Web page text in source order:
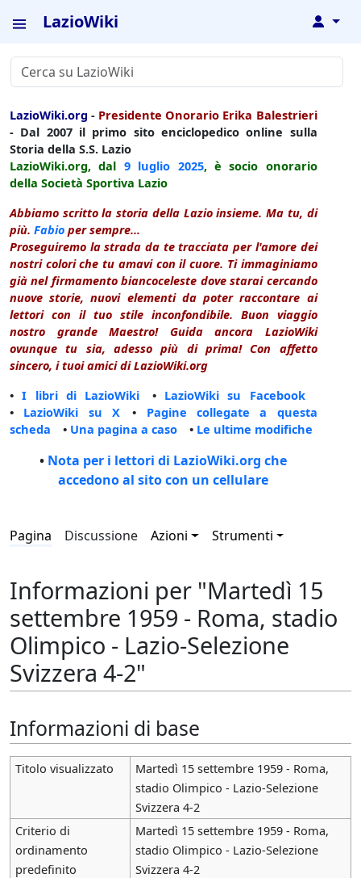
LazioWiki ↓
LazioWiki.org - Presidente Onorario Erika Balestrieri
- Dal 2007 il primo sito enciclopedico online sulla
Storia della S.S. Lazio
LazioWiki.org, dal 9 luglio 2025, è socio onorario
della Società Sportiva Lazio
Abbiamo scritto la storia della Lazio insieme. Ma tu, di
più. Fabio per sempre...
Proseguiremo la strada da te tracciata per l'amore dei
nostri colori che tu amavi con il cuore. Ti immaginiamo
già nel firmamento biancoceleste dove starai cercando
nuove storie, nuovi elementi da poter raccontare ai
lettori con il tuo stile inconfondibile. Buon viaggio
nostro grande Maestro! Guida ancora LazioWiki
ovunque tu sia, adesso più di prima! Con affetto
sincero, i tuoi amici di LazioWiki.org
•I libri di LazioWiki • LazioWiki su Facebook
• LazioWiki su X • Pagine collegate a questa
scheda • Una pagina a caso • Le ultime modifiche
• Nota per i lettori di LazioWiki.org che
accedono al sito con un cellulare
Pagina Discussione Azioni Strumenti
Informazioni per "Martedì 15
settembre 1959 - Roma, stadio
Olimpico - Lazio-Selezione
Svizzera 4-2"
Informazioni di base
Titolo visualizzato
Martedì 15 settembre 1959 - Roma,
stadio Olimpico - Lazio-Selezione
Svizzera 4-2
Criterio di
ordinamento
predefinito
Martedì 15 settembre 1959 - Roma,
stadio Olimpico - Lazio-Selezione
Svizzera 4-2